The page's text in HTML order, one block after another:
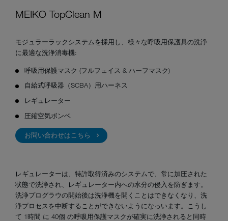
MEIKO TopClean M
モジュラーラックシステムを採用し、様々な呼吸用保護具の洗浄
に最適な洗浄消毒機:
呼吸用保護マスク (フルフェイス & ハーフマスク)
自給式呼吸器（SCBA）用ハーネス
レギュレーター
圧縮空気ボンベ
お問い合わせはこちら
レギュレーターは、特許取得済みのシステムで、常に加圧された
状態で洗浄され、レギュレーター内への水分の侵入を防ぎます。
洗浄プログラウの開始後は洗浄機を開くことはできなくなり、洗
浄プロセスを中断することができないようになっいます。こうし
て 1時間 に 40個 の呼吸用保護マスクが確実に洗浄されると同時